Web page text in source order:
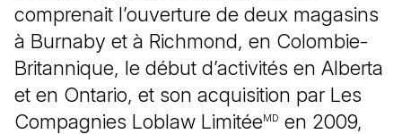
comprenait l’ouverture de deux magasins
à Burnaby et à Richmond, en Colombie-
Britannique, le début d’activités en Alberta
et en Ontario, et son acquisition par Les
Compagnies Loblaw LimitéeMD en 2009,